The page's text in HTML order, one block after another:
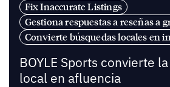
Fix Inaccurate Listings
Gestiona respuestas a reseñas a
Convierte búsquedas locales en
BOYLE Sports convierte
local en afluencia